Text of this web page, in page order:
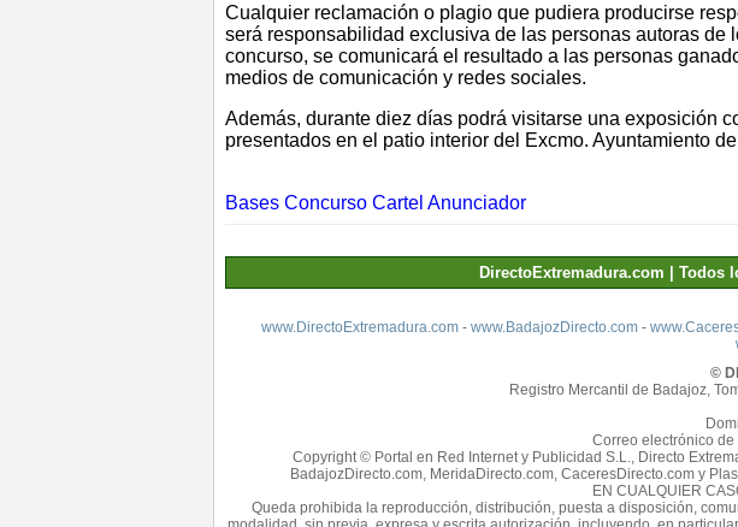
Cualquier reclamación o plagio que pudiera producirse
será responsabilidad exclusiva de las personas autoras de
concurso, se comunicará el resultado a las personas
medios de comunicación y redes sociales.
Además, durante diez días podrá visitarse una exposición
presentados en el patio interior del Excmo. Ayuntamiento
Bases Concurso Cartel Anunciador
DirectoExtremadura.com | Todos
www.DirectoExtremadura.com- www.BadajozDirecto.com-
©
Registro Mercantil de Badajoz,
Correo electrónico
Copyright © Portal en Red Internet y Publicidad S.L., Directo
BadajozDirecto.com, MeridaDirecto.com, CaceresDirecto.com y
EN CUALQUIER
Queda prohibida la reproducción, distribución, puesta a disposición,